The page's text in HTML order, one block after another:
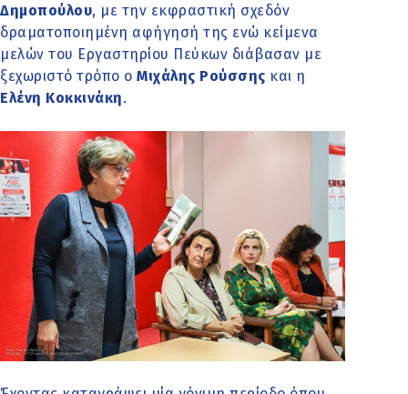
Δημοπούλου, με την εκφραστική σχεδόν
δραματοποιημένη αφήγησή της ενώ κείμενα
μελών του Εργαστηρίου Πεύκων διάβασαν με
ξεχωριστό τρόπο ο Μιχάλης Ρούσσης και η
Ελένη Κοκκινάκη.